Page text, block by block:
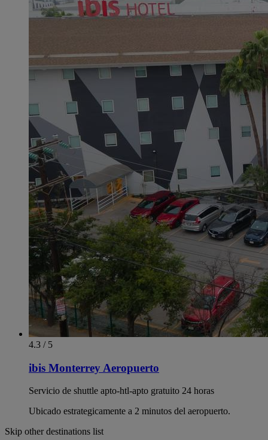
4.3 / 5
ibis Monterrey Aeropuerto
Servicio de shuttle apto-htl-apto gratuito 24 horas
Ubicado estrategicamente a 2 minutos del aeropuerto.
Skip other destinations list